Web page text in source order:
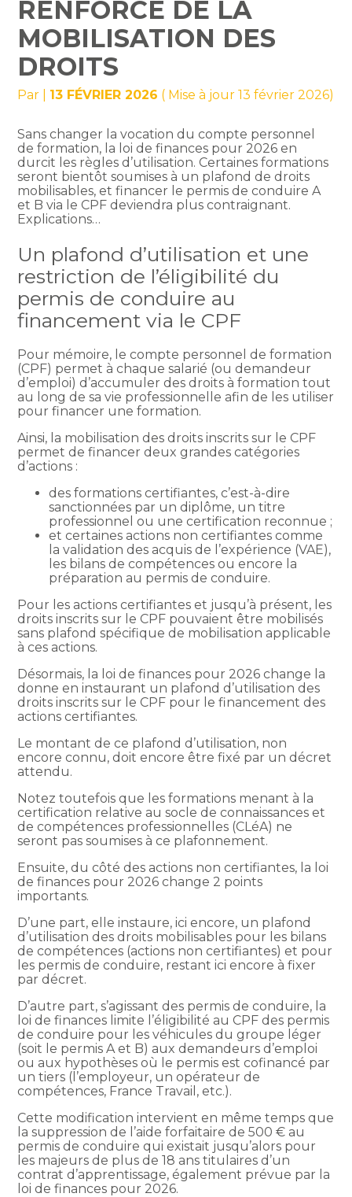
RENFORCÉ DE LA
MOBILISATION DES
DROITS
Par 13 FÉVRIER 2026 ( Mise à jour 13 février 2026)
Sans changer la vocation du compte personnel
de formation, la loi de finances pour 2026 en
durcit les règles d’utilisation. Certaines formations
seront bientôt soumises à un plafond de droits
mobilisables, et financer le permis de conduire A
et B via le CPF deviendra plus contraignant.
Explications…
Un plafond d’utilisation et une
restriction de l’éligibilité du
permis de conduire au
financement via le CPF
Pour mémoire, le compte personnel de formation
(CPF) permet à chaque salarié (ou demandeur
d’emploi) d’accumuler des droits à formation tout
au long de sa vie professionnelle afin de les utiliser
pour financer une formation.
Ainsi, la mobilisation des droits inscrits sur le CPF
permet de financer deux grandes catégories
d’actions :
des formations certifiantes, c’est-à-dire
sanctionnées par un diplôme, un titre
professionnel ou une certification reconnue ;
et certaines actions non certifiantes comme
la validation des acquis de l’expérience (VAE),
les bilans de compétences ou encore la
préparation au permis de conduire.
Pour les actions certifiantes et jusqu’à présent, les
droits inscrits sur le CPF pouvaient être mobilisés
sans plafond spécifique de mobilisation applicable
à ces actions.
Désormais, la loi de finances pour 2026 change la
donne en instaurant un plafond d’utilisation des
droits inscrits sur le CPF pour le financement des
actions certifiantes.
Le montant de ce plafond d’utilisation, non
encore connu, doit encore être fixé par un décret
attendu.
Notez toutefois que les formations menant à la
certification relative au socle de connaissances et
de compétences professionnelles (CLéA) ne
seront pas soumises à ce plafonnement.
Ensuite, du côté des actions non certifiantes, la loi
de finances pour 2026 change 2 points
importants.
D’une part, elle instaure, ici encore, un plafond
d’utilisation des droits mobilisables pour les bilans
de compétences (actions non certifiantes) et pour
les permis de conduire, restant ici encore à fixer
par décret.
D’autre part, s’agissant des permis de conduire, la
loi de finances limite l’éligibilité au CPF des permis
de conduire pour les véhicules du groupe léger
(soit le permis A et B) aux demandeurs d’emploi
ou aux hypothèses où le permis est cofinancé par
un tiers (l’employeur, un opérateur de
compétences, France Travail, etc.).
Cette modification intervient en même temps que
la suppression de l’aide forfaitaire de 500 € au
permis de conduire qui existait jusqu’alors pour
les majeurs de plus de 18 ans titulaires d’un
contrat d’apprentissage, également prévue par la
loi de finances pour 2026.